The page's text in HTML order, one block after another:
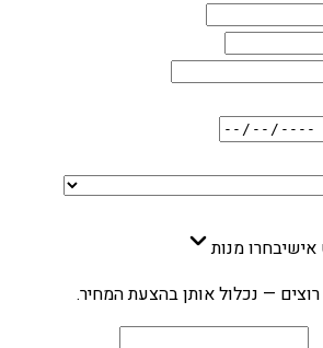
בחרו מנות
— נכלול אותן בהצעת המחיר.